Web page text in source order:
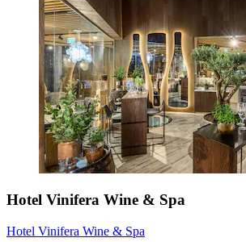
Hotel Vinifera Wine & Spa
Hotel Vinifera Wine & Spa